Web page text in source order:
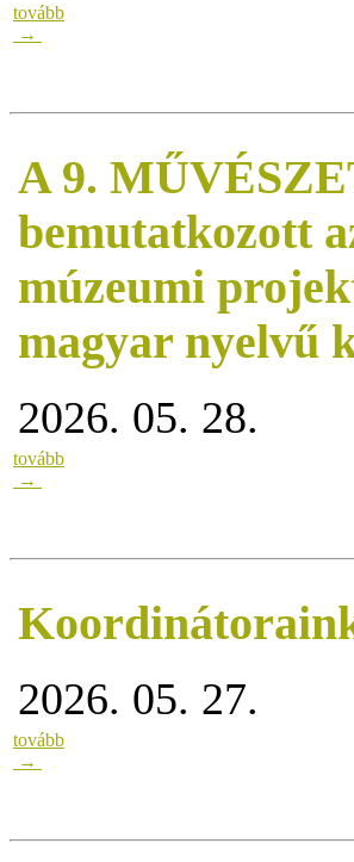
tovább
→
A 9.
bemutatkozott
múzeumi
magyar nyelvű
2026. 05. 28.
tovább
→
2026. 05. 27.
tovább
→